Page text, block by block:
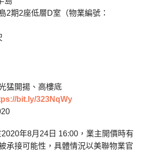
2期2座低層D室（物業編號：
猛開揚、高樓底
bit.ly/323NqWy
年8月24日 16:00，業主開價時有
承接可能性，具體情況以美聯物業官